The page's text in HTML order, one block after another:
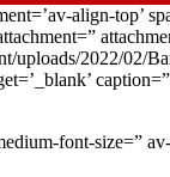
align-top’
2022/02/
font-size=”